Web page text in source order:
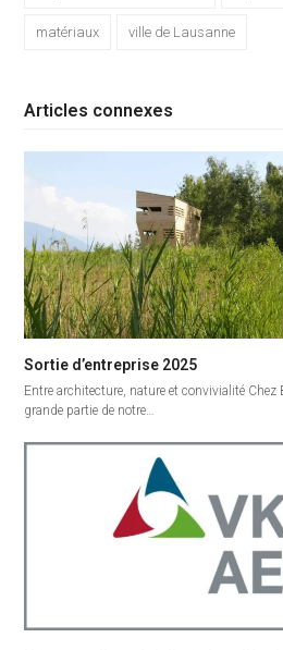
matériaux ville de Lausanne
Articles connexes
Sortie d’entreprise 2025
Entre architecture, nature et convivialité
grande partie de notre…